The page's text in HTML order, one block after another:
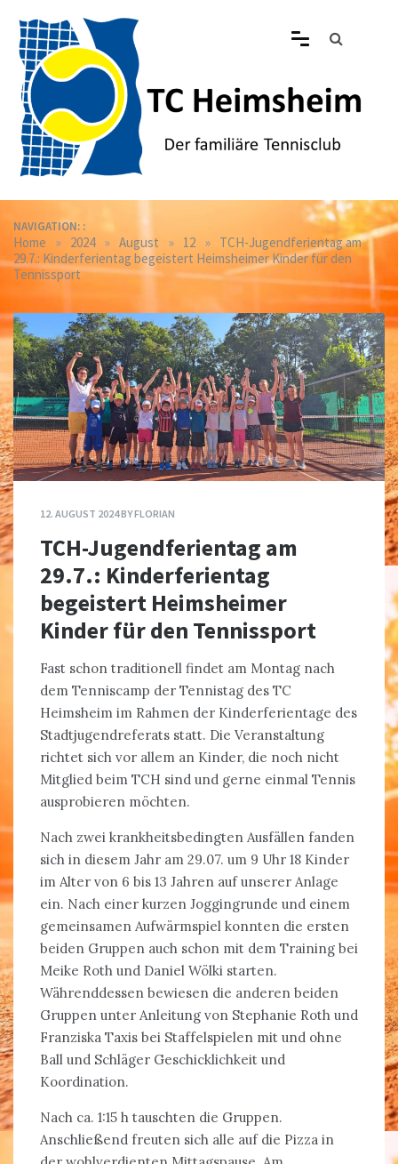
content
Tennisclub Heimsheim
NAVIGATION: :
Home » 2024 » August » 12 » TCH-Jugendferientag am
29.7.: Kinderferientag begeistert Heimsheimer Kinder für den
Tennissport
12. AUGUST 2024BYFLORIAN
TCH-Jugendferientag am
29.7.: Kinderferientag
begeistert Heimsheimer
Kinder für den Tennissport
Fast schon traditionell findet am Montag nach
dem Tenniscamp der Tennistag des TC
Heimsheim im Rahmen der Kinderferientage des
Stadtjugendreferats statt. Die Veranstaltung
richtet sich vor allem an Kinder, die noch nicht
Mitglied beim TCH sind und gerne einmal Tennis
ausprobieren möchten.
Nach zwei krankheitsbedingten Ausfällen fanden
sich in diesem Jahr am 29.07. um 9 Uhr 18 Kinder
im Alter von 6 bis 13 Jahren auf unserer Anlage
ein. Nach einer kurzen Joggingrunde und einem
gemeinsamen Aufwärmspiel konnten die ersten
beiden Gruppen auch schon mit dem Training bei
Meike Roth und Daniel Wölki starten.
Währenddessen bewiesen die anderen beiden
Gruppen unter Anleitung von Stephanie Roth und
Franziska Taxis bei Staffelspielen mit und ohne
Ball und Schläger Geschicklichkeit und
Koordination.
Nach ca. 1:15 h tauschten die Gruppen.
Anschließend freuten sich alle auf die Pizza in